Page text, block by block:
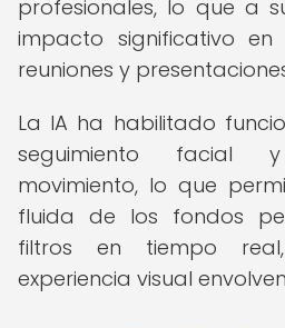
profesionales, lo que a
impacto significativo
reuniones y
La IA ha habilitado
seguimiento facial
movimiento, lo que
fluida de los fondos
filtros en tiempo
experiencia visual